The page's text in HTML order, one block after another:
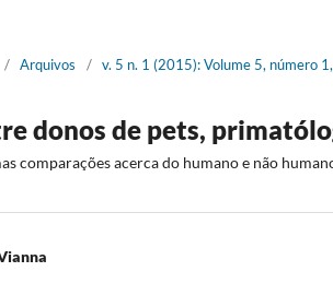
/ Arquivos / v. 5 n. 1 (2015): Volume 5, número
donos de pets,
comparações acerca do humano e não